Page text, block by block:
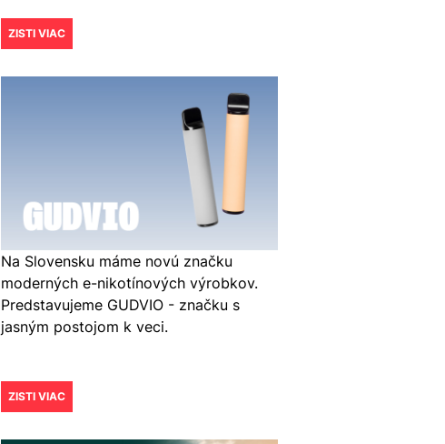
ZISTI VIAC
Na Slovensku máme novú značku
moderných e-nikotínových výrobkov.
Predstavujeme GUDVIO - značku s
jasným postojom k veci.
ZISTI VIAC